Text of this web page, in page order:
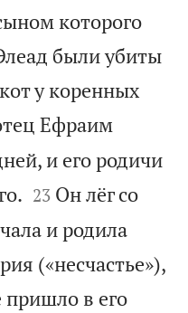
которого
были убиты
у коренных
Ефраим
и его родичи


23 Он лёг со
и родила
(«несчастье»),
пришло в его